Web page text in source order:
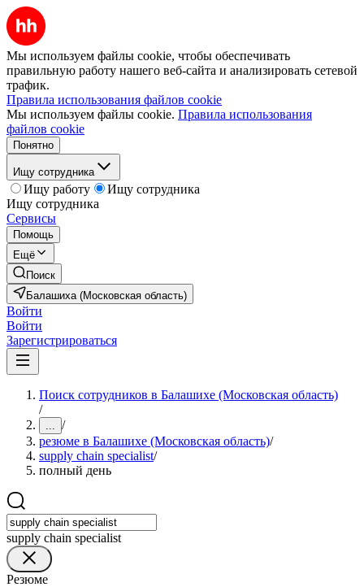
Мы используем файлы cookie, чтобы обеспечивать
правильную работу нашего веб-сайта и анализировать сетевой
трафик.
Правила использования файлов cookie
Мы используем файлы cookie. Правила использования
файлов cookie
Понятно
Ищу сотрудника
Ищу работу
Ищу сотрудника
Ищу сотрудника
Сервисы
Помощь
Ещё
Поиск
Балашиха (Московская область)
Войти
Войти
Зарегистрироваться
Поиск сотрудников в Балашихе (Московская область)
/
... /
резюме в Балашихе (Московская область)/
supply chain specialist/
полный день
supply chain specialist
Резюме